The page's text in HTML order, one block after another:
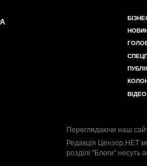
ВІДЕО
Переглядаючи наш
Редакція Цензор.НЕТ
розділі "Блоги" несуть